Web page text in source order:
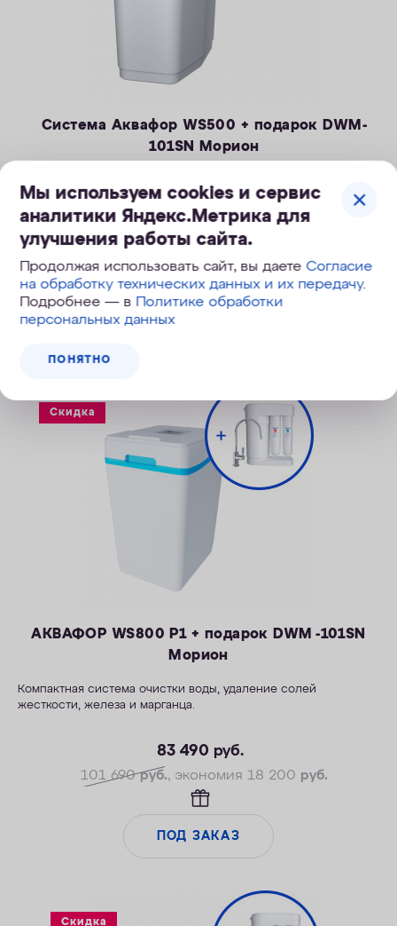
Система Аквафор WS500 + подарок DWM-
101SN Морион
жесткости, железа и марганца.
— Производительность раб./макс. — 1,4 / 2,1 м3/ч
— Максимальная удаляемая жесткость — 24 мг-экв/л
— Максимальная удаляемая концентрация растворенного
марганца — 3 мг/л
— Объем воды/соли на регенерацию от 43 литров / 0,8 кг
49 990руб.
74 990руб., экономия 25 000 руб.
ПОД ЗАКАЗ
Скидка
АКВАФОР WS800 P1 + подарок DWM -101SN
Морион
Компактная система очистки воды, удаление солей
жесткости, железа и марганца.
— Максимальная удаляемая жесткость — 28 мг-экв/л
— Максимальная удаляемая концентрация железа — 12 мг/л
— Максимальная удаляемая концентрация растворенного
— Объем воды/соли на регенерацию от 43 литров / 0,8 кг
— Удаляет сероводород до 1 мг/л
83 490 руб.
101 690руб., экономия 18 200 руб.
ПОД ЗАКАЗ
Скидка
Мы используем cookies и сервис
аналитики Яндекс.Метрика для
улучшения работы сайта.
Продолжая использовать сайт, вы даетеСогласие
на обработку технических данных и их передачу.
Подробнее — в Политике обработки
персональных данных
ПОНЯТНО